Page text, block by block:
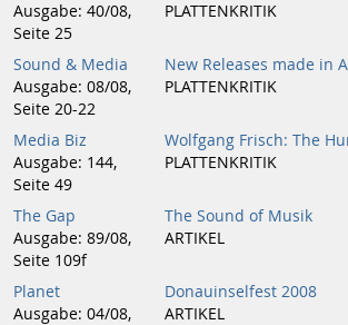
Ausgabe: 40/08,
Seite 25
PLATTENKRITIK
Sound & Media
Ausgabe: 08/08,
Seite 20-22
New Releases made in
PLATTENKRITIK
Media Biz
Ausgabe: 144,
Seite 49
Wolfgang Frisch: The
PLATTENKRITIK
The Gap
Ausgabe: 89/08,
Seite 109f
The Sound of Musik
ARTIKEL
Planet
Ausgabe: 04/08,
Donauinselfest 2008
ARTIKEL